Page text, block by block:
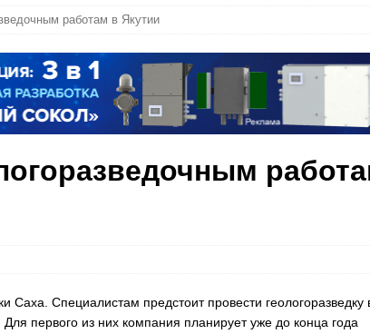
работам в Якутии
Специалистам предстоит провести геологоразведку
первого из них компания планирует уже до конца года